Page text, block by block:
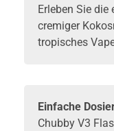
Erleben Sie
cremiger
tropisches
Einfache
Chubby V3